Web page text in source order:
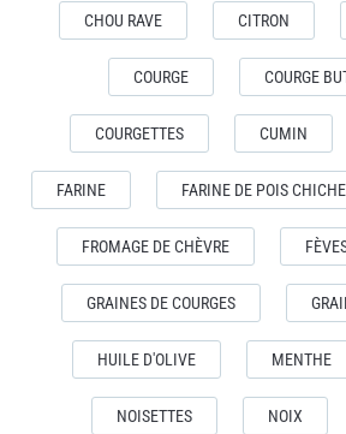
CHOU RAVE CITRON
COURGE COURGE
COURGETTES CUMIN
FARINE FARINE DE POIS CHICHE
FROMAGE DE CHÈVRE
GRAINES DE COURGES
HUILE D'OLIVE MENTHE
NOISETTES NOIX